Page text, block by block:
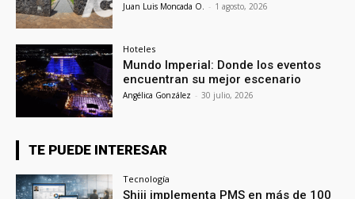
Juan Luis Moncada O. - 1 agosto, 2026
Hoteles
Mundo Imperial: Donde los eventos
encuentran su mejor escenario
Angélica González - 30 julio, 2026
TE PUEDE INTERESAR
Tecnología
Shiji implementa PMS en más de 100